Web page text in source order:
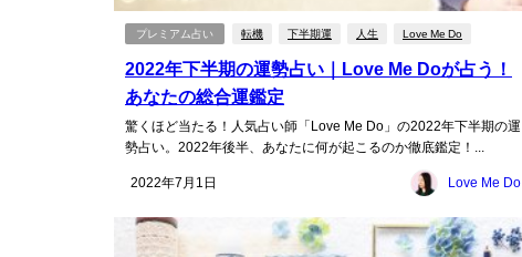
プレミアム占い 転機 下半期運 人生 Love Me Do
2022年下半期の運勢占い｜Love Me Doが占う！
あなたの総合運鑑定
驚くほど当たる！人気占い師「Love Me Do」の2022年下半期の運
勢占い。2022年後半、あなたに何が起こるのか徹底鑑定！...
2022年7月1日 Love Me Do